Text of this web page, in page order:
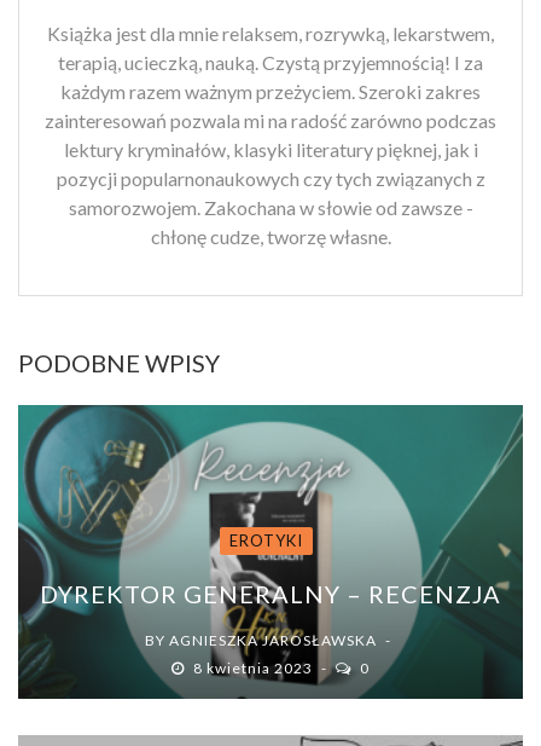
Książka jest dla mnie relaksem, rozrywką, lekarstwem,
terapią, ucieczką, nauką. Czystą przyjemnością! I za
każdym razem ważnym przeżyciem. Szeroki zakres
zainteresowań pozwala mi na radość zarówno podczas
lektury kryminałów, klasyki literatury pięknej, jak i
pozycji popularnonaukowych czy tych związanych z
samorozwojem. Zakochana w słowie od zawsze -
chłonę cudze, tworzę własne.
PODOBNE WPISY
EROTYKI
DYREKTOR GENERALNY – RECENZJA
BY AGNIESZKA JAROSŁAWSKA
8 kwietnia 2023
0